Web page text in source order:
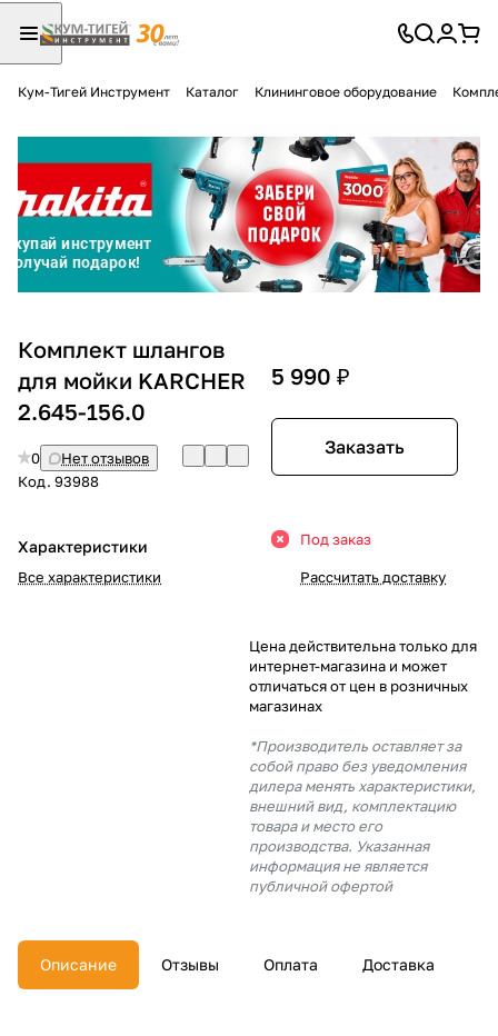
Кум-Тигей Инструмент Каталог Клининговое оборудование
Комплект шлангов
для мойки KARCHER
2.645-156.0
0
Нет отзывов
Код. 93988
Характеристики
Все характеристики
5 990 ₽
Заказать
Под заказ
Рассчитать доставку
Цена действительна только для
интернет-магазина и может
отличаться от цен в розничных
магазинах
*Производитель оставляет за
собой право без уведомления
дилера менять характеристики,
внешний вид, комплектацию
товара и место его
производства. Указанная
информация не является
публичной офертой
Описание Отзывы Оплата Доставка
Разбейте
оплатуна части
без переплат
График платежей
Сегодня
в корзину
% картой любого банка
выбранный способом
% будут
с вашей карты
каждые 2 недели
Подробнее